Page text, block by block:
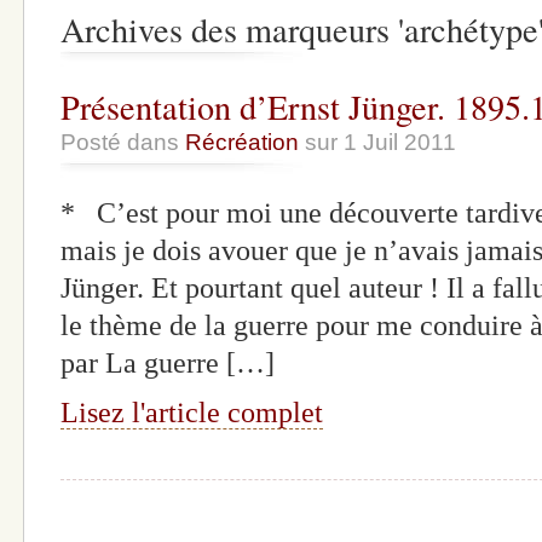
Archives des marqueurs
Présentation d’Ernst Jünger.
Posté dans Récréation sur 1 Juil 2011
* C’est pour moi une découverte
mais je dois avouer que je n’avais
Jünger. Et pourtant quel auteur ! Il a
le thème de la guerre pour me conduire
par La guerre […]
Lisez l'article complet